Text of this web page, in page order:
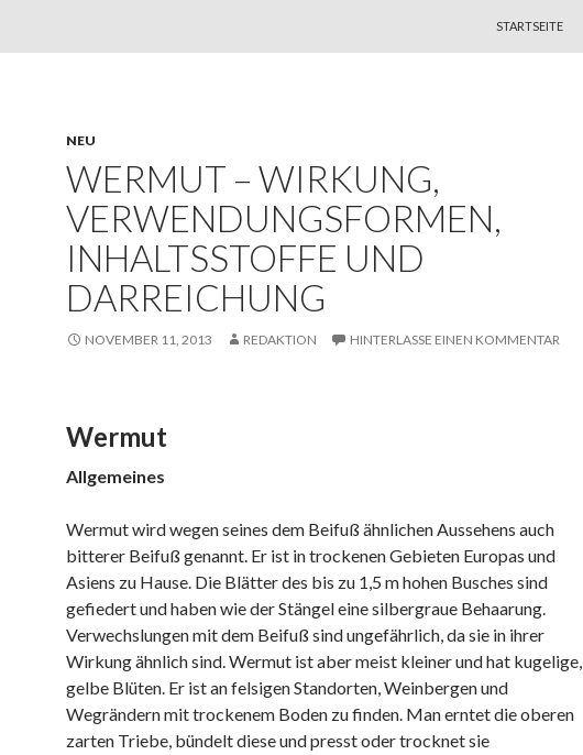
STARTSEITE
NEU
WERMUT – WIRKUNG,
VERWENDUNGSFORMEN,
INHALTSSTOFFE UND
DARREICHUNG
NOVEMBER 11, 2013 REDAKTION HINTERLASSE EINEN KOMMENTAR
Wermut
Allgemeines
Wermut wird wegen seines dem Beifuß ähnlichen Aussehens auch
bitterer Beifuß genannt. Er ist in trockenen Gebieten Europas und
Asiens zu Hause. Die Blätter des bis zu 1,5 m hohen Busches sind
gefiedert und haben wie der Stängel eine silbergraue Behaarung.
Verwechslungen mit dem Beifuß sind ungefährlich, da sie in ihrer
Wirkung ähnlich sind. Wermut ist aber meist kleiner und hat kugelige,
gelbe Blüten. Er ist an felsigen Standorten, Weinbergen und
Wegrändern mit trockenem Boden zu finden. Man erntet die oberen
zarten Triebe, bündelt diese und presst oder trocknet sie